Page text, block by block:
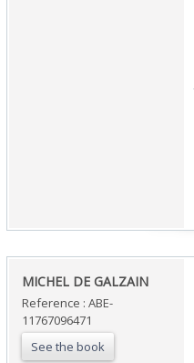
‎MICHEL DE GALZAIN‎
Reference : ABE-
11767096471
See the book